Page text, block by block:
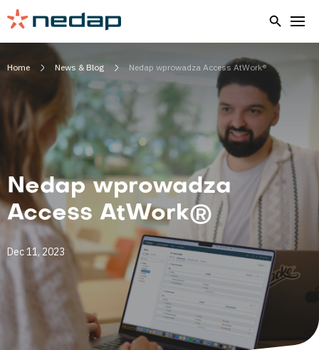
Home News & Blog Nedap wprowadza Access AtWork®
Nedap wprowadza
Access AtWork®
Dec 11, 2023